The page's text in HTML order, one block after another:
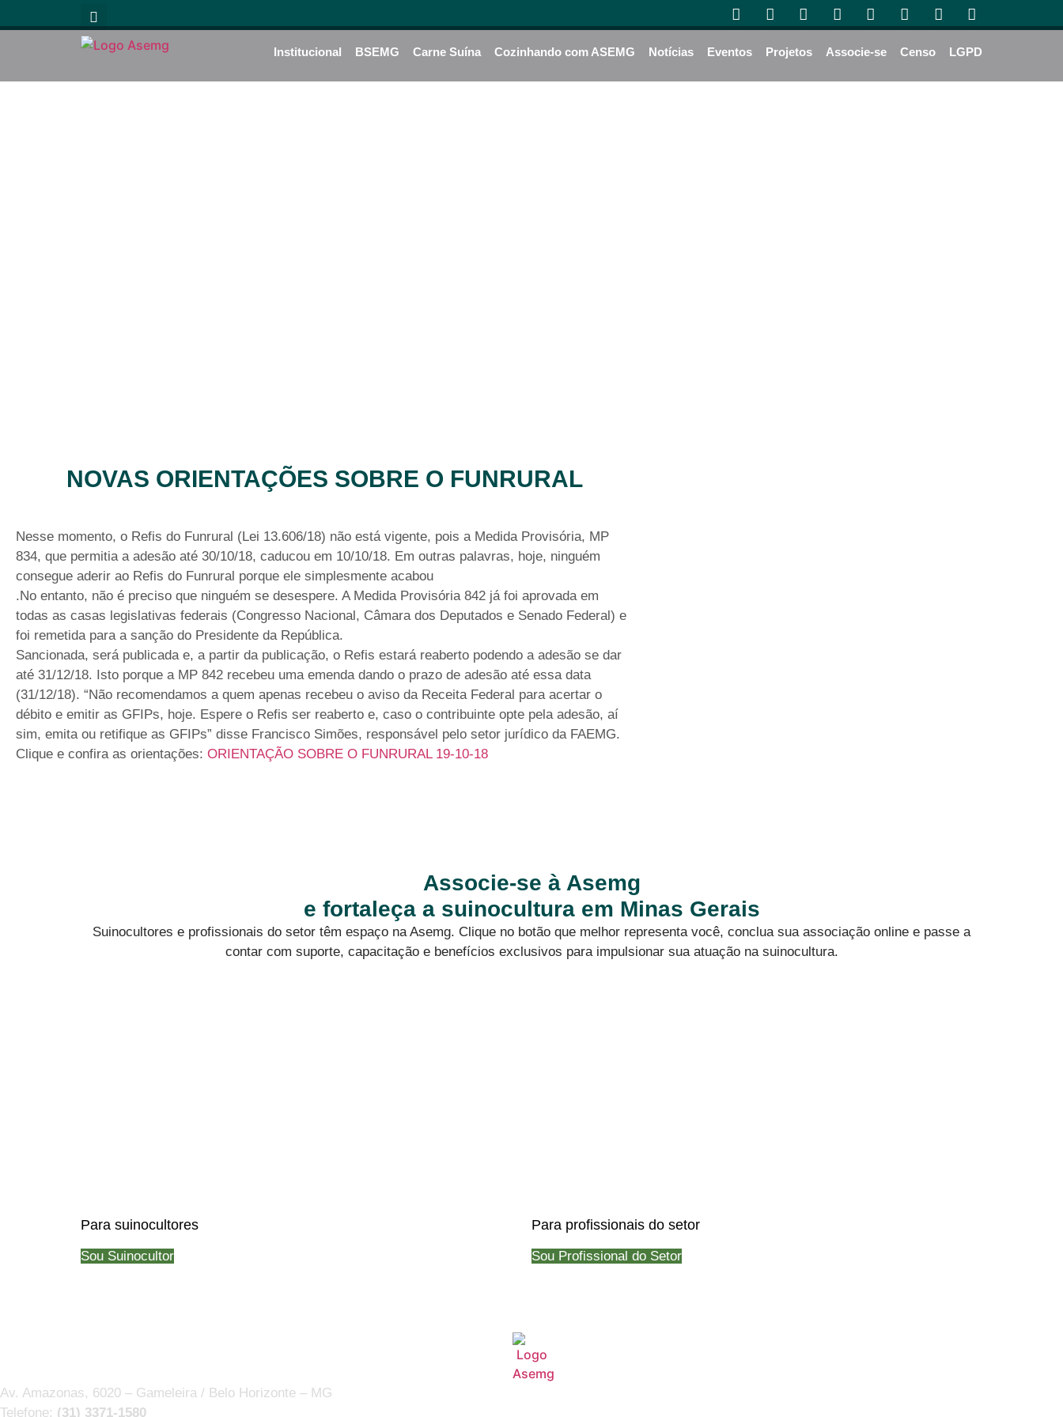
Institucional BSEMG Carne Suína Cozinhando com ASEMG Notícias Eventos Projetos Associe-se Censo LGPD
NOVAS ORIENTAÇÕES SOBRE O FUNRURAL
Nesse momento, o Refis do Funrural (Lei 13.606/18) não está vigente, pois a Medida Provisória, MP
834, que permitia a adesão até 30/10/18, caducou em 10/10/18. Em outras palavras, hoje, ninguém
consegue aderir ao Refis do Funrural porque ele simplesmente acabou
.No entanto, não é preciso que ninguém se desespere. A Medida Provisória 842 já foi aprovada em
todas as casas legislativas federais (Congresso Nacional, Câmara dos Deputados e Senado Federal) e
foi remetida para a sanção do Presidente da República.
Sancionada, será publicada e, a partir da publicação, o Refis estará reaberto podendo a adesão se dar
até 31/12/18. Isto porque a MP 842 recebeu uma emenda dando o prazo de adesão até essa data
(31/12/18). “Não recomendamos a quem apenas recebeu o aviso da Receita Federal para acertar o
débito e emitir as GFIPs, hoje. Espere o Refis ser reaberto e, caso o contribuinte opte pela adesão, aí
sim, emita ou retifique as GFIPs” disse Francisco Simões, responsável pelo setor jurídico da FAEMG.
Clique e confira as orientações: ORIENTAÇÃO SOBRE O FUNRURAL 19-10-18
Associe-se à Asemg
e fortaleça a suinocultura em Minas Gerais
Suinocultores e profissionais do setor têm espaço na Asemg. Clique no botão que melhor representa você, conclua sua associação online e passe a
contar com suporte, capacitação e benefícios exclusivos para impulsionar sua atuação na suinocultura.
Para suinocultores
Sou Suinocultor
Para profissionais do setor
Sou Profissional do Setor
Av. Amazonas, 6020 – Gameleira / Belo Horizonte – MG
Telefone: (31) 3371-1580